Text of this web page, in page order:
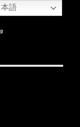
本語